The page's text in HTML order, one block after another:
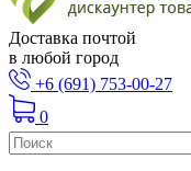
Доставка почтой
в любой город
+6 (691) 753-00-27
0